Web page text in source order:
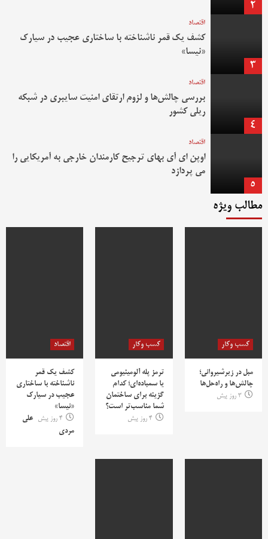
2
3
اقتصاد
کشف یک قمر ناشناخته با ساختاری عجیب در سیارک
«نیسا»
4
اقتصاد
بررسی چالش‌ها و لزوم ارتقای امنیت سایبری در شبکه
ریلی کشور
5
اقتصاد
اوپن ای آی بهای ترجیح کارمندان خارجی به آمریکایی را
می پردازد
مطالب ویژه
کسب وکار
مبل در زیرشیروانی؛
چالش‌ها و راه‌حل‌ها
3 روز پیش
کسب وکار
ترمز پله آلومینیومی
یا سمباده‌ای؛ کدام
گزینه برای ساختمان
شما مناسب‌تر است؟
4 روز پیش
اقتصاد
کشف یک قمر
ناشناخته با ساختاری
عجیب در سیارک
«نیسا»
4 روز پیش
علی
مردی